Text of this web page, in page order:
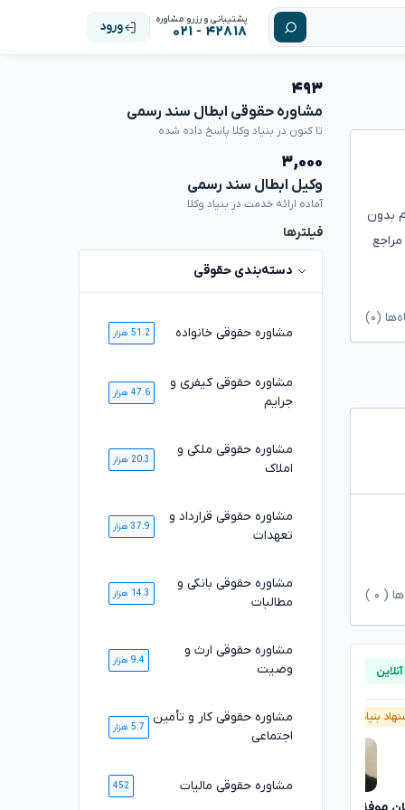
پشتیبانی و رزرو مشاوره
۴۲۸۱۸ - ۰۲۱ ورود
بدون
(۰)
( ۰
بنیاد وکلا آنلاین پیشنهاد بنیاد وکلا
۴۹۳
مشاوره حقوقی ابطال سند رسمی
تا کنون در بنیاد وکلا پاسخ داده شده
۳,۰۰۰
وکیل ابطال سند رسمی
آماده ارائه خدمت در بنیاد وکلا
فیلترها
دسته‌بندی حقوقی
مشاوره حقوقی خانواده 51.2 هزار
مشاوره حقوقی کیفری و
جرایم
47.6 هزار
مشاوره حقوقی ملکی و
املاک
20.3 هزار
مشاوره حقوقی قرارداد و
تعهدات
37.9 هزار
مشاوره حقوقی بانکی و
مطالبات
14.3 هزار
مشاوره حقوقی ارث و
وصیت
9.4 هزار
مشاوره حقوقی کار و تأمین
اجتماعی
5.7 هزار
مشاوره حقوقی مالیات 452